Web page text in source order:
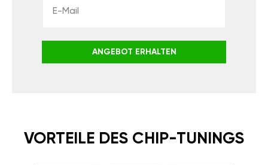
ANGEBOT ERHALTEN
VORTEILE DES CHIP-TUNINGS